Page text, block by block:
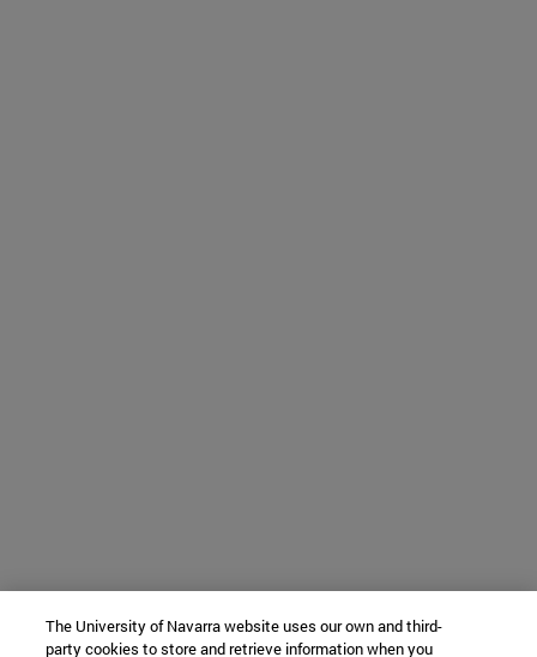
The University of Navarra website uses our own and third-
party cookies to store and retrieve information when you